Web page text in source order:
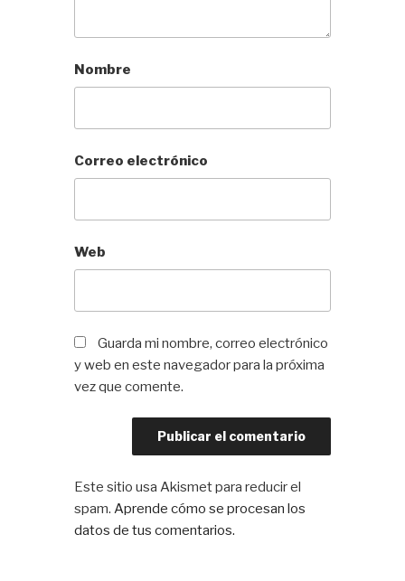
Nombre
Correo electrónico
Web
Guarda mi nombre, correo electrónico
y web en este navegador para la próxima
vez que comente.
Este sitio usa Akismet para reducir el
spam.Aprende cómo se procesan los
datos de tus comentarios.